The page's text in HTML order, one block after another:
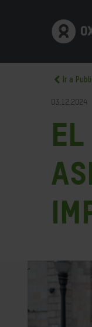
Ir a
03.12.2024
El